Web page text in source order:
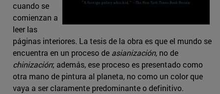
cuando se
comienzan a
leer las
páginas interiores. La tesis de la obra es que el mundo se
encuentra en un proceso de asianización, no de
chinización; además, ese proceso es presentado como
otra mano de pintura al planeta, no como un color que
vaya a ser claramente predominante o definitivo.